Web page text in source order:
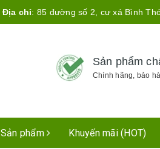
Địa chỉ: 85 đường số 2, cư xá Bình
Sản phẩm
Chính hãng, bảo
Sản phẩm Khuyến mãi (HOT)